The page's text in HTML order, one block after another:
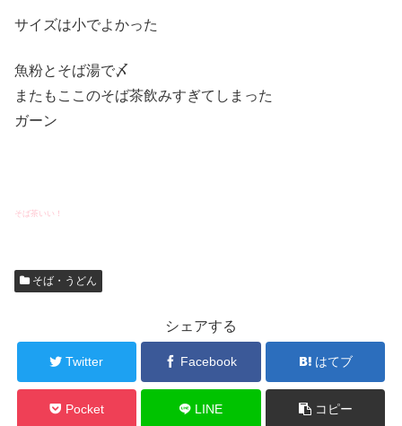
サイズは小でよかった
魚粉とそば湯で〆
またもここのそば茶飲みすぎてしまった
ガーン
そば茶いい！
そば・うどん
シェアする
Twitter Facebook はてブ
Pocket LINE コピー